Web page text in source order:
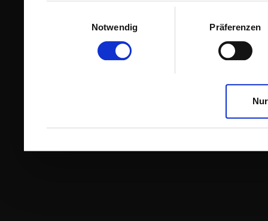
Notwendig
Präferenzen